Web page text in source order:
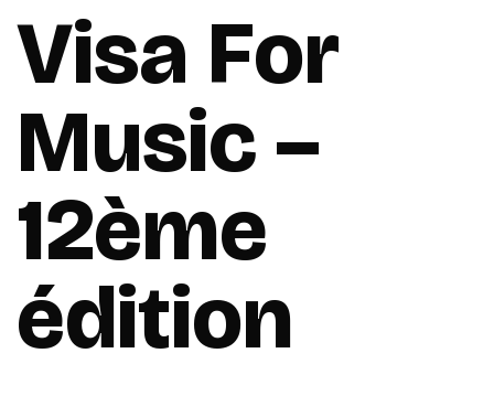
Visa For
Music –
12ème
édition